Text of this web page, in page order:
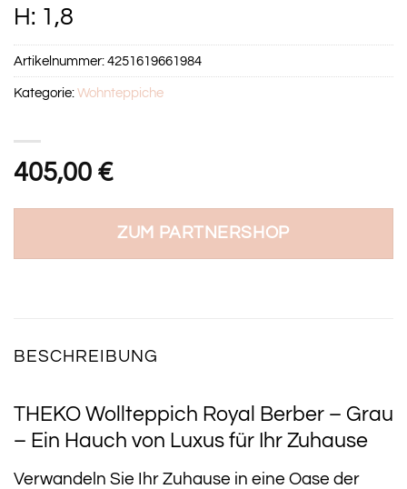
H: 1,8
405,00 €
ZUM PARTNERSHOP
Artikelnummer:4251619661984
Kategorie:Wohnteppiche
BESCHREIBUNG
THEKO Wollteppich Royal Berber – Grau
– Ein Hauch von Luxus für Ihr Zuhause
Verwandeln Sie Ihr Zuhause in eine Oase der